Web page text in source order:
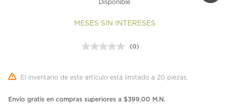
Disponible
MESES SIN INTERESES
Sin
en
página.
(0)
El inventario de este artículo está limitado a 20 piezas.
Envío gratis en compras superiores a $399.00 M.N.